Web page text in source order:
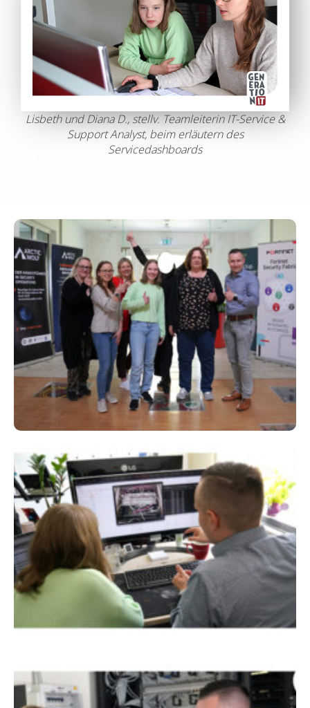
Lisbeth und Diana D., stellv. Teamleiterin IT-Service &
Support Analyst, beim erläutern des
Servicedashboards